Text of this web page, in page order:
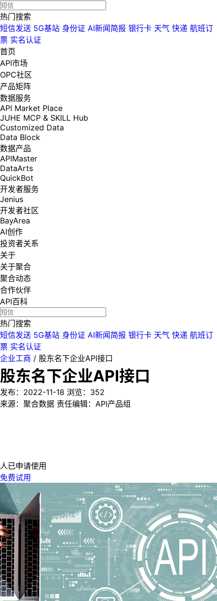
热门搜索
短信发送 5G基站 身份证 AI新闻简报 银行卡 天气 快递 航班订
票 实名认证
首页
API市场
OPC社区
产品矩阵
数据服务
API Market Place
JUHE MCP & SKILL Hub
Customized Data
Data Block
数据产品
APIMaster
DataArts
QuickBot
开发者服务
Jenius
开发者社区
BayArea
AI创作
投资者关系
关于
关于聚合
聚合动态
合作伙伴
API百科
热门搜索
短信发送 5G基站 身份证 AI新闻简报 银行卡 天气 快递 航班订
票 实名认证
企业工商 / 股东名下企业API接口
股东名下企业API接口
发布：2022-11-18 浏览： 352
来源：聚合数据 责任编辑：API产品组
人已申请使用
免费试用